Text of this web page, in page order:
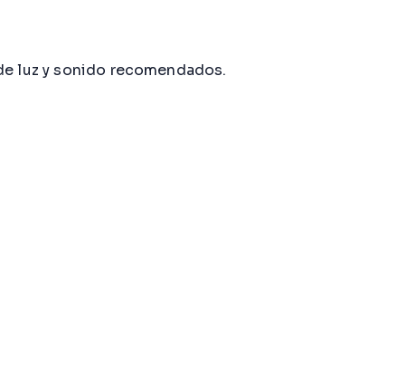
luz y sonido recomendados.